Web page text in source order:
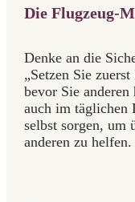
Die Flugzeug-
Denke an die
„Setzen Sie
bevor Sie
auch im täglichen
selbst sorgen, um
anderen zu helfen.